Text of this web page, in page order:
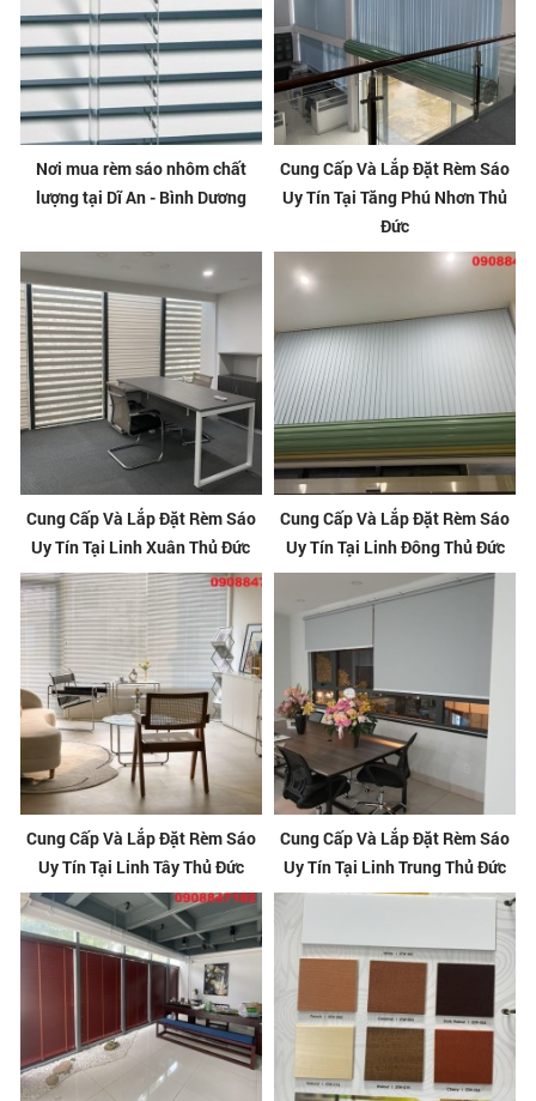
Nơi mua rèm sáo nhôm chất
lượng tại Dĩ An - Bình Dương
Cung Cấp Và Lắp Đặt Rèm Sáo
Uy Tín Tại Tăng Phú Nhơn Thủ
Đức
Cung Cấp Và Lắp Đặt Rèm Sáo
Uy Tín Tại Linh Xuân Thủ Đức
Cung Cấp Và Lắp Đặt Rèm Sáo
Uy Tín Tại Linh Đông Thủ Đức
Cung Cấp Và Lắp Đặt Rèm Sáo
Uy Tín Tại Linh Tây Thủ Đức
Cung Cấp Và Lắp Đặt Rèm Sáo
Uy Tín Tại Linh Trung Thủ Đức